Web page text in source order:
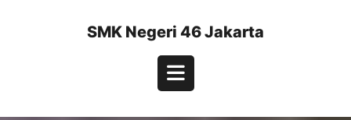
SMK Negeri 46 Jakarta
Open